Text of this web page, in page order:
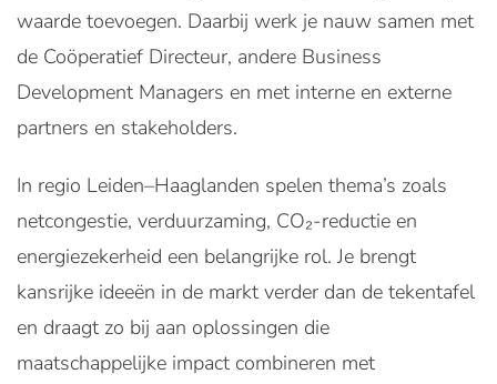
waarde toevoegen. Daarbij werk je nauw samen met
de Coöperatief Directeur, andere Business
Development Managers en met interne en externe
partners en stakeholders.
In regio Leiden–Haaglanden spelen thema’s zoals
netcongestie, verduurzaming, CO₂-reductie en
energiezekerheid een belangrijke rol. Je brengt
kansrijke ideeën in de markt verder dan de tekentafel
en draagt zo bij aan oplossingen die
maatschappelijke impact combineren met